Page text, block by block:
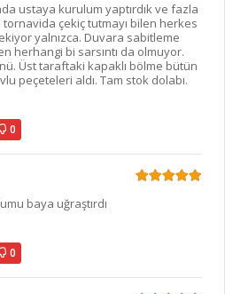
ustaya kurulum yaptırdık ve fazla
çekiç tutmayı bilen herkes
yalnızca. Duvara sabitleme
herhangi bi sarsıntı da olmuyor.
Üst taraftaki kapaklı bölme bütün
peçeteleri aldı. Tam stok dolabı.
0
baya uğraştırdı
0